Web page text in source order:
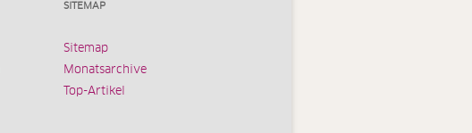
SITEMAP
Sitemap
Monatsarchive
Top-Artikel